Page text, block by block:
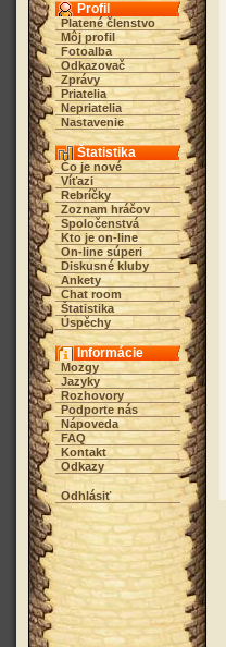
Profil
Platené členstvo
Môj profil
Fotoalba
Odkazovač
Zprávy
Priatelia
Nepriatelia
Nastavenie
Štatistika
Čo je nové
Víťazi
Rebríčky
Zoznam hráčov
Spoločenstvá
Kto je on-line
On-line súperi
Diskusné kluby
Ankety
Chat room
Štatistika
Úspěchy
Informácie
Mozgy
Jazyky
Rozhovory
Podporte nás
Nápoveda
FAQ
Kontakt
Odkazy
Odhlásiť